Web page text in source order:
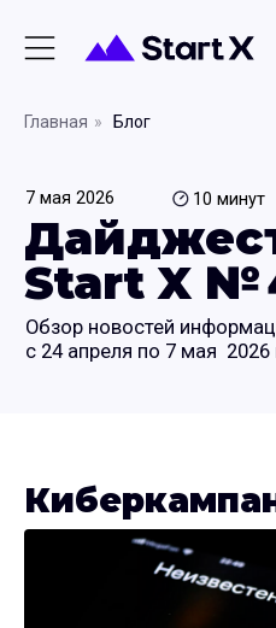
Главная » Блог
Обзор новостей
с 24 апреля по 7 мая 2026
Start X №
7 мая 2026 10 минут